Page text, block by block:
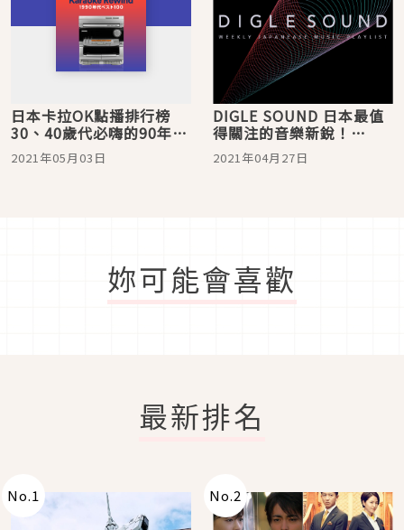
日本卡拉OK點播排行榜
30、40歲代必嗨的90年代
經典名曲！
2021年05月03日
DIGLE SOUND 日本最值
得關注的音樂新銳！
Vaundy、SIRUP feat.
ROMderful 必 CHECK
2021年04月27日
妳可能會喜歡
最新排名
No.1 No.2